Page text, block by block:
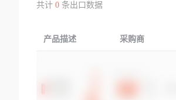
共计 0条出口数据
产品描述 采购商